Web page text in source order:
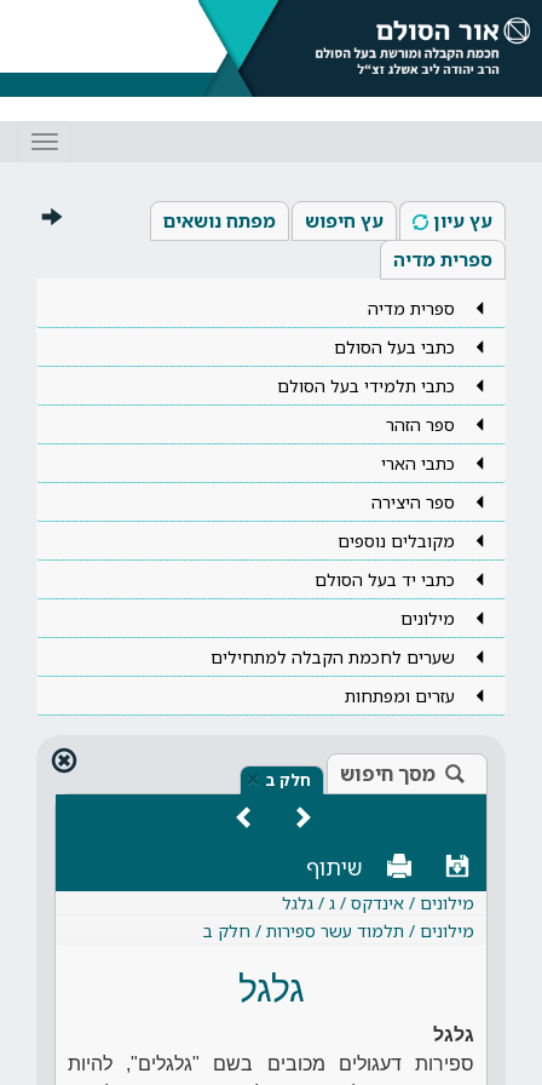
עץ עיון עץ חיפוש
מפתח נושאים
ספרית מדיה
ספרית מדיה
כתבי בעל הסולם
כתבי תלמידי בעל הסולם
ספר הזהר
כתבי הארי
ספר היצירה
מקובלים נוספים
כתבי יד בעל הסולם
מילונים
שערים לחכמת הקבלה למתחילים
עזרים ומפתחות
מסך חיפוש חלק ב ×
שיתוף
מילונים / אינדקס / ג / גלגל
מילונים / תלמוד עשר ספירות / חלק ב
גלגל
גלגל
ספירות דעגולים מכובים בשם "גלגלים", להיות